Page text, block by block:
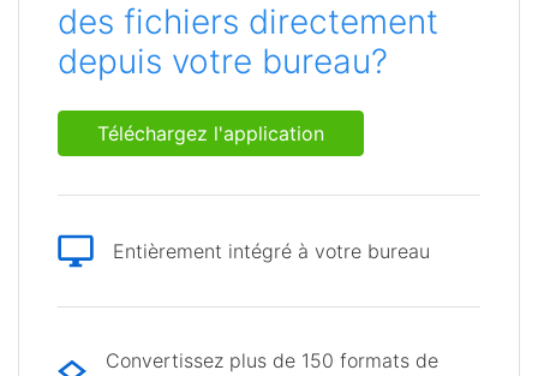
des fichiers directement
depuis votre bureau?
Téléchargez l'application
Entièrement intégré à votre bureau
Convertissez plus de 150 formats de